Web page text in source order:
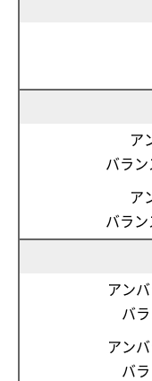
ア
バラン
ア
バラン
アン
バ
アン
バ